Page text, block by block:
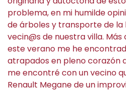
problema, en mi humilde
de árboles y transporte de la
vecin@s de nuestra villa.
este verano me he
atrapados en pleno corazón
me encontré con un vecino
Renault Megane de un